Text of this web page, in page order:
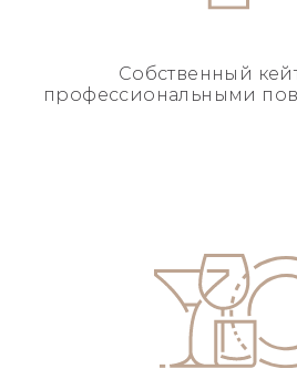
Собственный
профессиональными